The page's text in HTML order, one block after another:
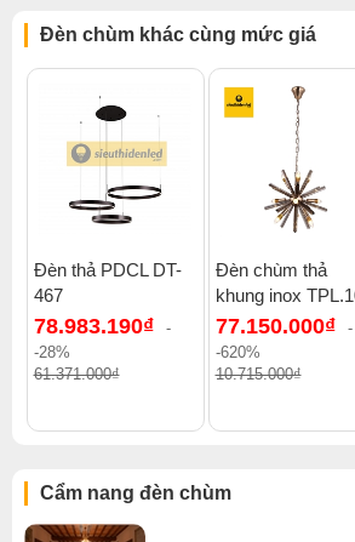
Click để xem thêm chiết khấu, quà tặng
đèn chùm.
Xem thêm:
Đèn chùm hiện đại Đèn
Đèn chùm pha lê
Đèn chùm sảnh khách
Đèn chùm khác cùng mức giá
Đèn thả PDCL DT-
467
78.983.190₫
-
-28%
61.371.000₫
Đèn chùm thả
khung inox
77.150.000₫
-
-620%
10.715.000₫
Cẩm nang đèn chùm